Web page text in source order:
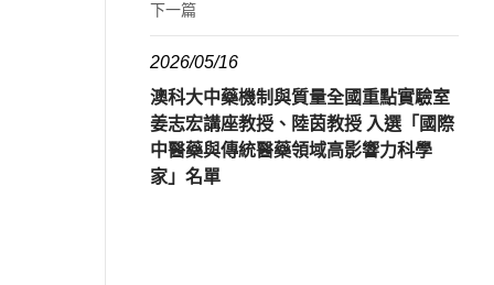
下一篇
2026/05/16
澳科大中藥機制與質量全國重點實驗室
姜志宏講座教授、陸茵教授 入選「國際
中醫藥與傳統醫藥領域高影響力科學
家」名單